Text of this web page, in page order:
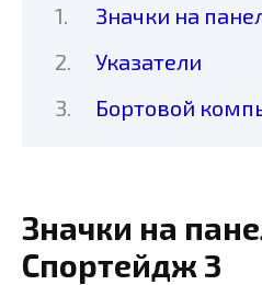
Значки на
Указатели
Бортовой
Значки на
Спортейдж 3